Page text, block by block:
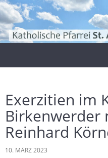
Zum
Inhalt
springen
Exerzitien im
Birkenwerder
Reinhard
10. MÄRZ 2023